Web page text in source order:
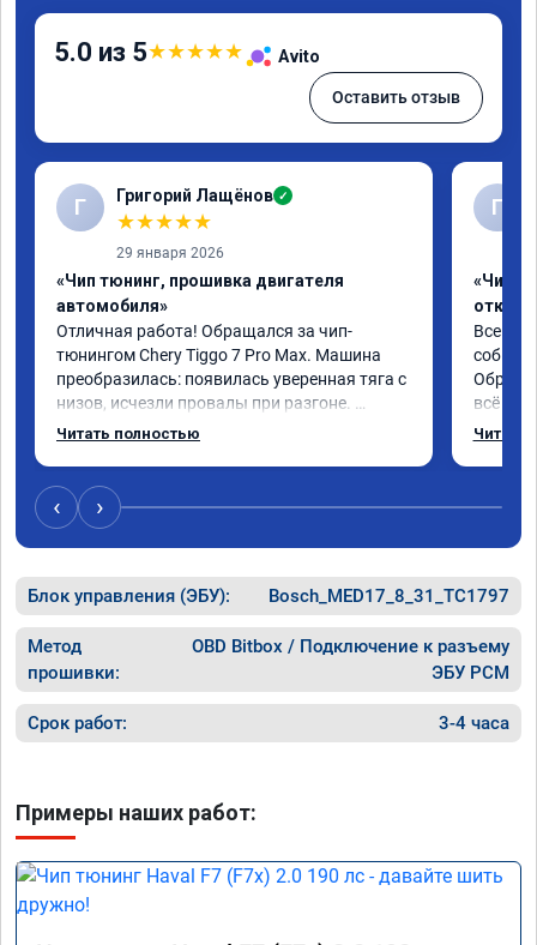
5.0 из 5★★★★★ Avito
Оставить отзыв
Г Григорий Лащёнов ✓
★★★★★
29 января 2026
«Чип тюнинг, прошивка двигателя
автомобиля»
Отличная работа! Обращался за чип-
тюнингом Chery Tiggo 7 Pro Max. Машина
преобразилась: появилась уверенная тяга с
низов, исчезли провалы при разгоне.
Расход в спокойном режиме даже немного
всем, кто сомневается.
Читать полностью
Г
«Чип
Всем
всё в
Читать
‹ ›
Блок управления (ЭБУ): Bosch_MED17_8_31_TC1797
Метод
прошивки:
OBD Bitbox / Подключение к разъему
ЭБУ PCM
Срок работ: 3-4 часа
Примеры наших работ: